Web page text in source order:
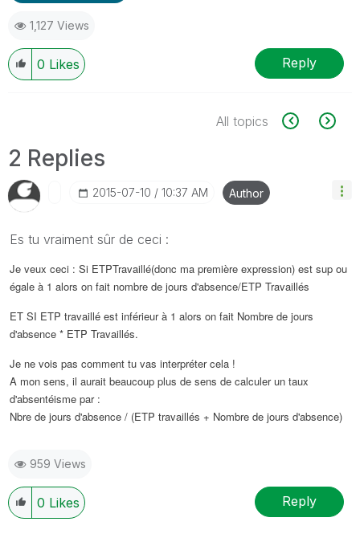
1,127 Views
0 Likes Reply
All topics
2 Replies
‎2015-07-10 10:37 AM Author
Es tu vraiment sûr de ceci :
Je veux ceci : Si ETPTravaillé(donc ma première expression) est sup ou
égale à 1 alors on fait nombre de jours d'absence/ETP Travaillés
ET SI ETP travaillé est inférieur à 1 alors on fait Nombre de jours
d'absence * ETP Travaillés.
Je ne vois pas comment tu vas interpréter cela !
A mon sens, il aurait beaucoup plus de sens de calculer un taux
d'absentéisme par :
Nbre de jours d'absence / (ETP travaillés + Nombre de jours d'absence)
959 Views
0 Likes Reply